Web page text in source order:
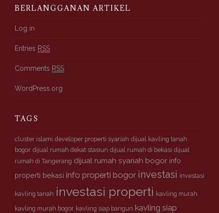
i
p
l
i
k
k
r
y
i
BERLANGGANAN ARTIKEL
Log in
Entries RSS
Comments RSS
WordPress.org
TAGS
cluster islami developer properti syariah dijual kavling tanah
bogor dijual rumah dekat stasiun dijual rumah di bekasi dijual
rumah di Tangerang dijual rumah syariah bogor info
properti bekasi info properti bogor investasi investasi
kavling tanah investasi properti kavling murah
kavling murah bogor kavling siap bangun kavling siap